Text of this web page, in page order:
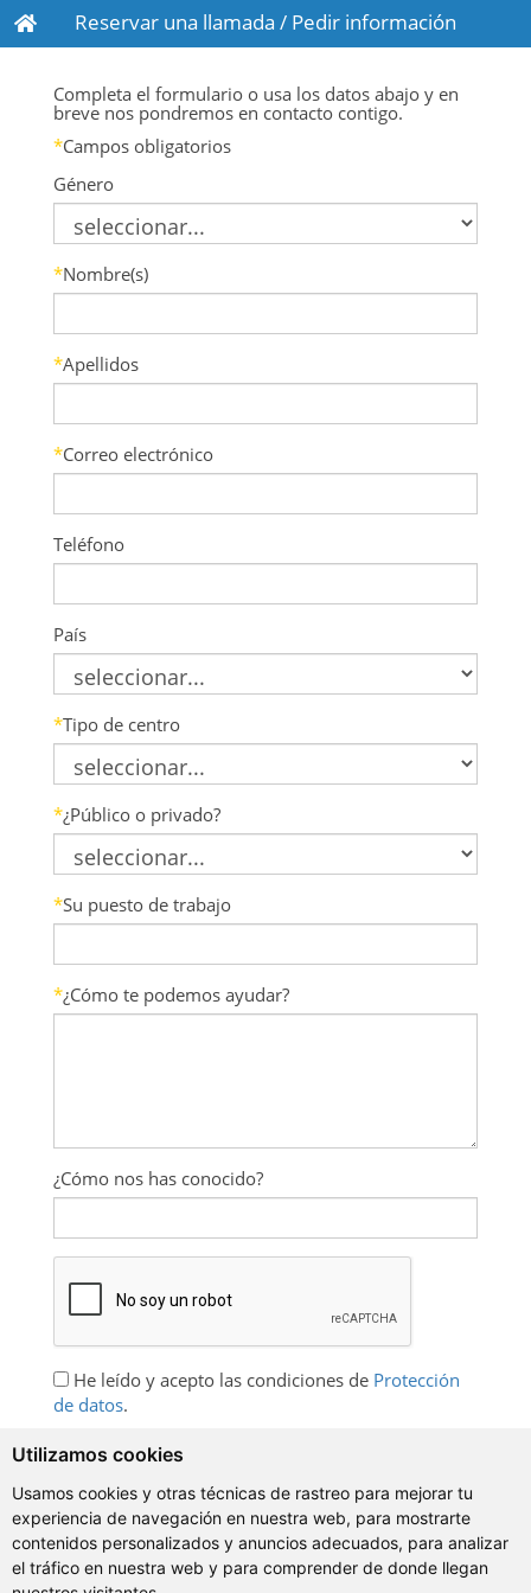
Utilizamos cookies
Usamos cookies y otras técnicas de rastreo para mejorar tu
experiencia de navegación en nuestra web, para mostrarte
contenidos personalizados y anuncios adecuados, para analizar
el tráfico en nuestra web y para comprender de donde llegan
Reservar una llamada / Pedir información
Completa el formulario o usa los datos abajo y en
breve nos pondremos en contacto contigo.
*Campos obligatorios
Género
*Nombre(s)
*Apellidos
*Correo electrónico
Teléfono
País
*Tipo de centro
*¿Público o privado?
*Su puesto de trabajo
*¿Cómo te podemos ayudar?
¿Cómo nos has conocido?
He leído y acepto las condiciones de Protección
de datos.
idiomas de español, promociones y ejercicios
gratuitos.